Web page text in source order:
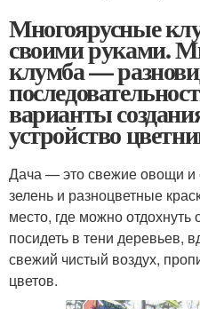
Многоярусные
своими руками.
клумба —
варианты
устройство
Дача — это свежие овощи и
зелень и разноцветные
место, где можно отдохнуть
посидеть в тени деревьев,
свежий чистый воздух,
цветов.